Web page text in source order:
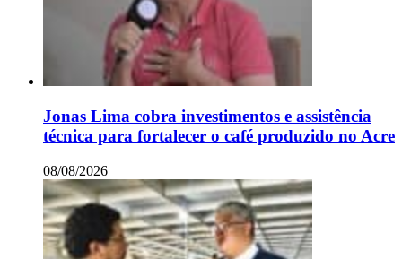
Jonas Lima cobra investimentos e assistência
técnica para fortalecer o café produzido no Acre
08/08/2026